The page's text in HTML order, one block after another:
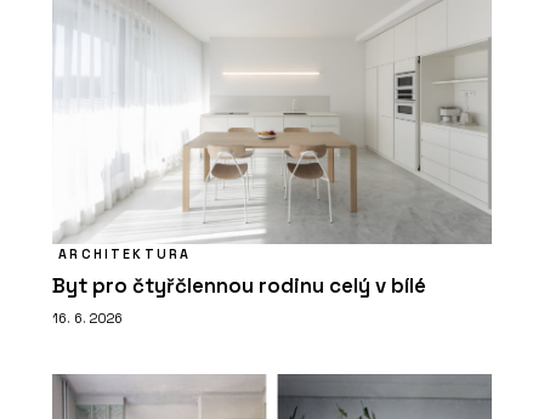
ARCHITEKTURA
Byt pro čtyřčlennou rodinu celý v bílé
16. 6. 2026